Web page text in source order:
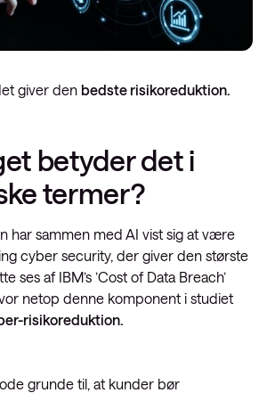
giver den bedste risikoreduktion.
betyder det i
termer?
har sammen med AI vist sig at være
cyber security, der giver den største
ses af IBM’s ’Cost of Data Breach’
netop denne komponent i studiet
risikoreduktion.
grunde til, at kunder bør